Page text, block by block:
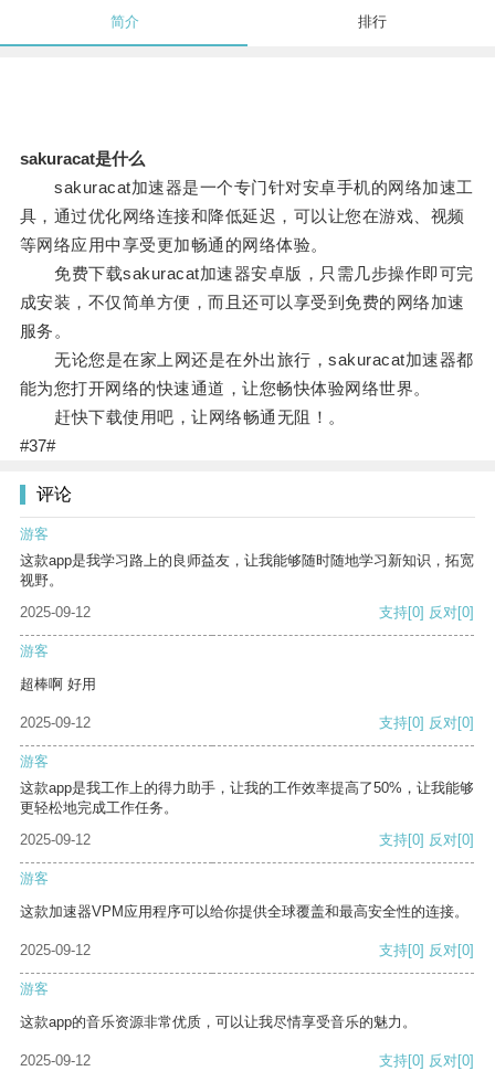
简介 排行
sakuracat是什么
sakuracat加速器是一个专门针对安卓手机的网络加速工
具，通过优化网络连接和降低延迟，可以让您在游戏、视频
等网络应用中享受更加畅通的网络体验。
免费下载sakuracat加速器安卓版，只需几步操作即可完
成安装，不仅简单方便，而且还可以享受到免费的网络加速
服务。
无论您是在家上网还是在外出旅行，sakuracat加速器都
能为您打开网络的快速通道，让您畅快体验网络世界。
赶快下载使用吧，让网络畅通无阻！。
#37#
评论
游客
这款app是我学习路上的良师益友，让我能够随时随地学习新知识，拓宽
视野。
2025-09-12
支持[0] 反对[0]
游客
超棒啊 好用
2025-09-12 支持[0] 反对[0]
游客
这款app是我工作上的得力助手，让我的工作效率提高了50%，让我能够
更轻松地完成工作任务。
2025-09-12
支持[0] 反对[0]
游客
这款加速器VPM应用程序可以给你提供全球覆盖和最高安全性的连接。
2025-09-12 支持[0] 反对[0]
游客
这款app的音乐资源非常优质，可以让我尽情享受音乐的魅力。
2025-09-12 支持[0] 反对[0]